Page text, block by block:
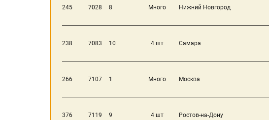
245 7028 8 Много Нижний Новгород
238 7083 10 4 шт Самара
266 7107 1 Много Москва
376 7119 9 4 шт Ростов-на-Дону